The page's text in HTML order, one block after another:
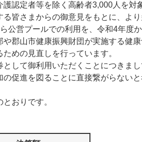
認定者等を除く高齢者3,000人を対
皆さまからの御意見をもとに、よ
公営プールでの利用を、令和4年度
郡山市健康振興財団が実施する健
めの見直しを行っています。
して御利用いただくことにつきま
促進を図ることに直接繋がらない
おりです。